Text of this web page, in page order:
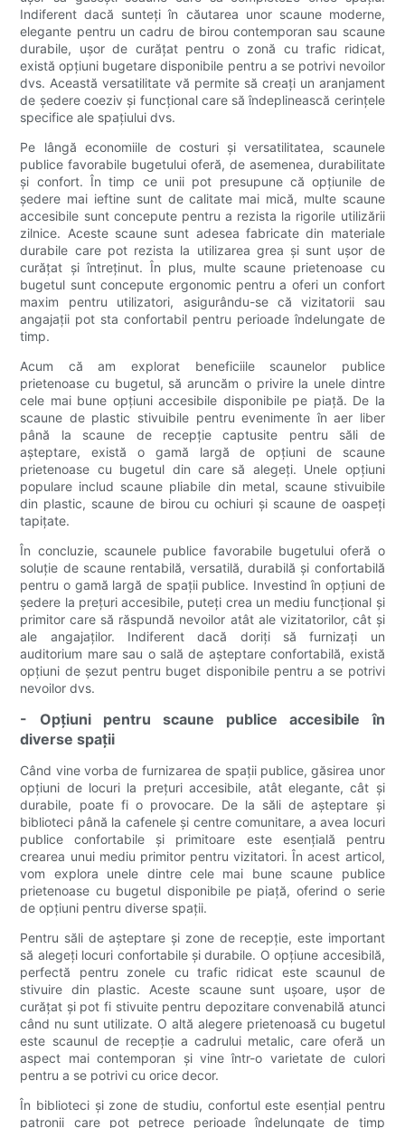
Indiferent dacă sunteți în căutarea unor scaune moderne,
elegante pentru un cadru de birou contemporan sau scaune
durabile, ușor de curățat pentru o zonă cu trafic ridicat,
există opțiuni bugetare disponibile pentru a se potrivi nevoilor
dvs. Această versatilitate vă permite să creați un aranjament
de ședere coeziv și funcțional care să îndeplinească cerințele
specifice ale spațiului dvs.
Pe lângă economiile de costuri și versatilitatea, scaunele
publice favorabile bugetului oferă, de asemenea, durabilitate
și confort. În timp ce unii pot presupune că opțiunile de
ședere mai ieftine sunt de calitate mai mică, multe scaune
accesibile sunt concepute pentru a rezista la rigorile utilizării
zilnice. Aceste scaune sunt adesea fabricate din materiale
durabile care pot rezista la utilizarea grea și sunt ușor de
curățat și întreținut. În plus, multe scaune prietenoase cu
bugetul sunt concepute ergonomic pentru a oferi un confort
maxim pentru utilizatori, asigurându-se că vizitatorii sau
angajații pot sta confortabil pentru perioade îndelungate de
timp.
Acum că am explorat beneficiile scaunelor publice
prietenoase cu bugetul, să aruncăm o privire la unele dintre
cele mai bune opțiuni accesibile disponibile pe piață. De la
scaune de plastic stivuibile pentru evenimente în aer liber
până la scaune de recepție captusite pentru săli de
așteptare, există o gamă largă de opțiuni de scaune
prietenoase cu bugetul din care să alegeți. Unele opțiuni
populare includ scaune pliabile din metal, scaune stivuibile
din plastic, scaune de birou cu ochiuri și scaune de oaspeți
tapițate.
În concluzie, scaunele publice favorabile bugetului oferă o
soluție de scaune rentabilă, versatilă, durabilă și confortabilă
pentru o gamă largă de spații publice. Investind în opțiuni de
ședere la prețuri accesibile, puteți crea un mediu funcțional și
primitor care să răspundă nevoilor atât ale vizitatorilor, cât și
ale angajaților. Indiferent dacă doriți să furnizați un
auditorium mare sau o sală de așteptare confortabilă, există
opțiuni de șezut pentru buget disponibile pentru a se potrivi
nevoilor dvs.
- Opțiuni pentru scaune publice accesibile în
diverse spații
Când vine vorba de furnizarea de spații publice, găsirea unor
opțiuni de locuri la prețuri accesibile, atât elegante, cât și
durabile, poate fi o provocare. De la săli de așteptare și
biblioteci până la cafenele și centre comunitare, a avea locuri
publice confortabile și primitoare este esențială pentru
crearea unui mediu primitor pentru vizitatori. În acest articol,
vom explora unele dintre cele mai bune scaune publice
prietenoase cu bugetul disponibile pe piață, oferind o serie
de opțiuni pentru diverse spații.
Pentru săli de așteptare și zone de recepție, este important
să alegeți locuri confortabile și durabile. O opțiune accesibilă,
perfectă pentru zonele cu trafic ridicat este scaunul de
stivuire din plastic. Aceste scaune sunt ușoare, ușor de
curățat și pot fi stivuite pentru depozitare convenabilă atunci
când nu sunt utilizate. O altă alegere prietenoasă cu bugetul
este scaunul de recepție a cadrului metalic, care oferă un
aspect mai contemporan și vine într-o varietate de culori
pentru a se potrivi cu orice decor.
În biblioteci și zone de studiu, confortul este esențial pentru
patronii care pot petrece perioade îndelungate de timp